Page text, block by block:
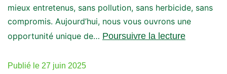
mieux entretenus, sans pollution, sans herbicide, sans
compromis. Aujourd’hui, nous vous ouvrons une
opportunité unique de… Poursuivre la lecture
Publié le 27 juin 2025